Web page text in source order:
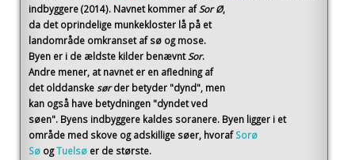
indbyggere (2014). Navnet kommer af Sor Ø,
da det oprindelige munkekloster lå på et
landområde omkranset af sø og mose.
Byen er i de ældste kilder benævnt Sor.
Andre mener, at navnet er en afledning af
det olddanske sør der betyder "dynd", men
kan også have betydningen "dyndet ved
søen". Byens indbyggere kaldes soranere. Byen ligger i et
område med skove og adskillige søer, hvoraf Sorø
Sø ogTuelsø er de største.